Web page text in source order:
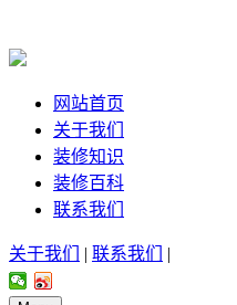
网站首页
关于我们
装修知识
装修百科
联系我们
关于我们 | 联系我们 |